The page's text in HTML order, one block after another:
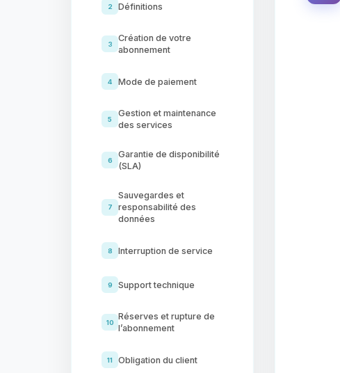
2 Définitions
3
Création de votre
abonnement
4 Mode de paiement
5
Gestion et maintenance
des services
6
Garantie de disponibilité
(SLA)
7
Sauvegardes et
responsabilité des
données
8 Interruption de service
9 Support technique
10
Réserves et rupture de
l’abonnement
11 Obligation du client